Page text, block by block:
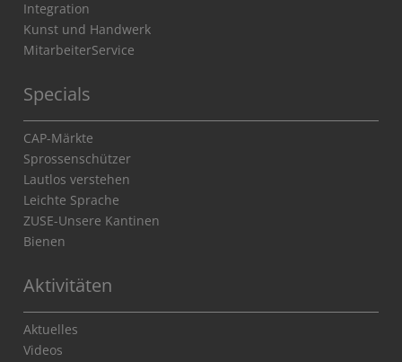
Integration
Kunst und Handwerk
MitarbeiterService
Specials
CAP-Märkte
Sprossenschützer
Lautlos verstehen
Leichte Sprache
ZUSE-Unsere Kantinen
Bienen
Aktivitäten
Aktuelles
Videos